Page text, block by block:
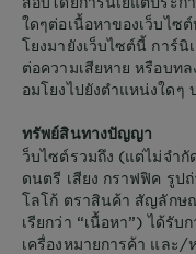
ใดๆต่อเนื้อหาของเว็บไซ
โยงมายังเว็บไซต์นี้ การ์
ต่อความเสียหาย หรือบท
อมโยงไปยังตำแหน่งใดๆ
ทรัพย์สินทางปัญญา
ว็บไซต์รวมถึง (แต่ไม่จำกั
ดนตรี เสียง กราฟฟิค รูป
โลโก้ ตราสินค้า สัญลักษ
เรียกว่า “เนื้อหา”) ได้รั
เครื่องหมายการค้า และ